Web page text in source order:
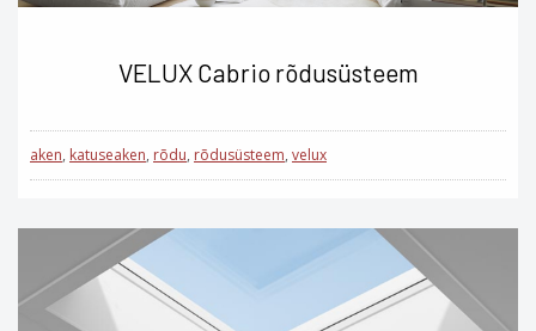
aken, katuseaken, rõdu, rõdusüsteem, velux
VELUX Cabrio rõdusüsteem